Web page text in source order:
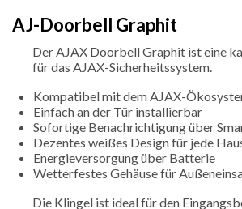
AJ-Doorbell Graphit
Der AJAX Doorbell Graphit ist eine
für das AJAX-Sicherheitssystem.
Kompatibel mit dem AJAX-
Einfach an der Tür installierbar
Sofortige Benachrichtigung über
Dezentes weißes Design für jede
Energieversorgung über Batterie
Wetterfestes Gehäuse für
Die Klingel ist ideal für den